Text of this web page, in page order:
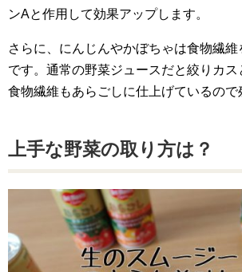
ンAと作用して効果アップします。
さらに、にんじんやかぼちゃは食物繊
です。通常の野菜ジュースだと絞りカ
食物繊維もあらごしに仕上げているので
上手な野菜の取り方は？